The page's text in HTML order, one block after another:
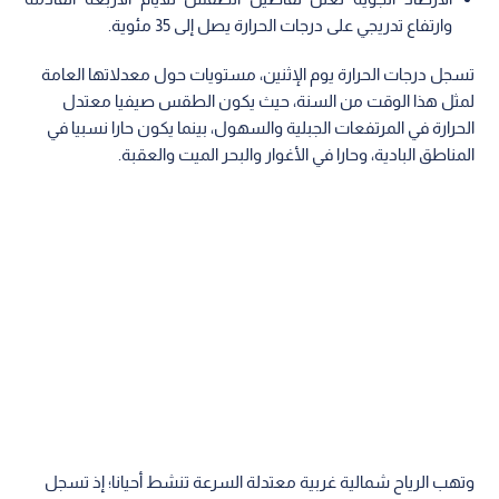
وارتفاع تدريجي على درجات الحرارة يصل إلى 35 مئوية.
تسجل درجات الحرارة يوم الإثنين، مستويات حول معدلاتها العامة
لمثل هذا الوقت من السنة، حيث يكون الطقس صيفيا معتدل
الحرارة في المرتفعات الجبلية والسهول، بينما يكون حارا نسبيا في
المناطق البادية، وحارا في الأغوار والبحر الميت والعقبة.
وتهب الرياح شمالية غربية معتدلة السرعة تنشط أحيانا؛ إذ تسجل